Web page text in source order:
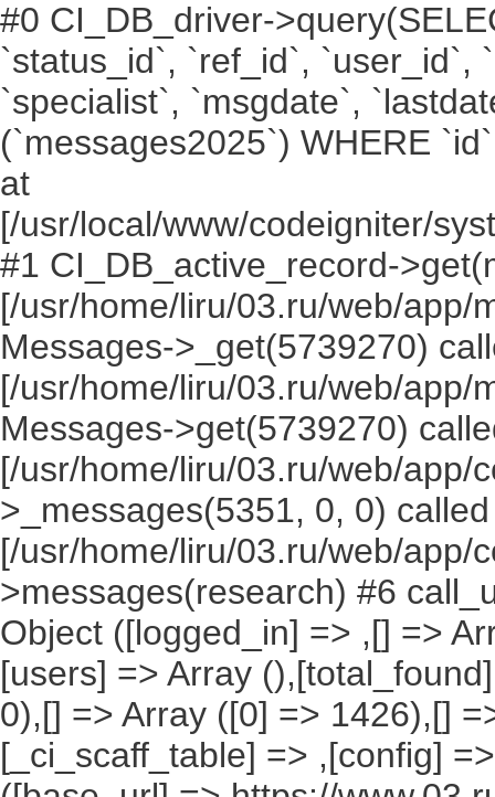
#0 CI_DB_driver-
`status_id`, `ref_id`, `user_id`,
`specialist`, `msgdate`,
(`messages2025`) WHERE
at
[/usr/local/www/codeigniter/
#1 CI_DB_active_record-
[/usr/home/liru/03.ru/web/app/
Messages->_get(5739270)
[/usr/home/liru/03.ru/web/app/
Messages->get(5739270)
[/usr/home/liru/03.ru/web/app/
>_messages(5351, 0, 0)
[/usr/home/liru/03.ru/web/app/
>messages(research) #6
Object ([logged_in] => ,[] =>
[users] => Array
0),[] => Array ([0] => 1426),[]
[_ci_scaff_table] => ,[config]